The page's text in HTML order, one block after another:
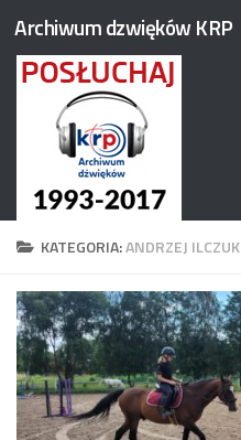
Przejdź do treści
Archiwum dzwięków KRP
KATEGORIA:ANDRZEJ ILCZUK